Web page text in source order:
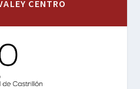
CENTRO